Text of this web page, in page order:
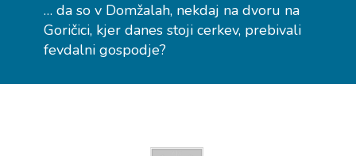
… da so v Domžalah, nekdaj na dvoru na
Goričici, kjer danes stoji cerkev, prebivali
fevdalni gospodje?